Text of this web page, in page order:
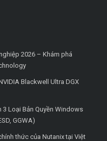
2026 – Khám phá
Blackwell Ultra DGX
Loại Bản Quyền Windows
GGWA)
thức của Nutanix tại Việt